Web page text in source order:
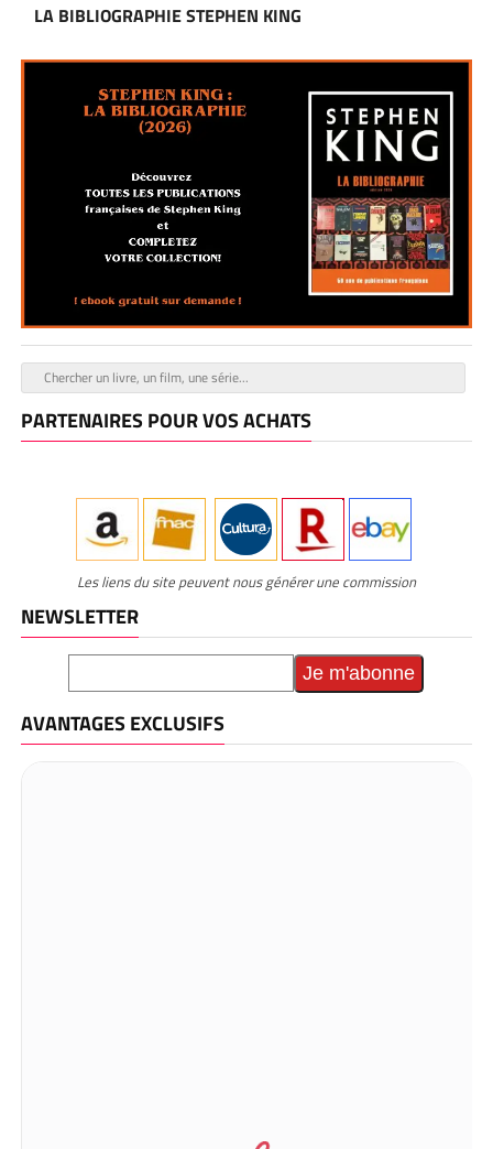
LA BIBLIOGRAPHIE STEPHEN KING
PARTENAIRES POUR VOS ACHATS
Les liens du site peuvent nous générer une commission
NEWSLETTER
AVANTAGES EXCLUSIFS